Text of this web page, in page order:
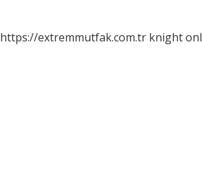
https://extremmutfak.com.tr knight